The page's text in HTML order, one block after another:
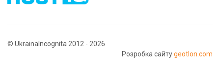
© UkrainaIncognita 2012 - 2026
Розробка сайтуgeotlon.com